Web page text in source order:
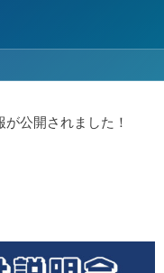
公開されました！